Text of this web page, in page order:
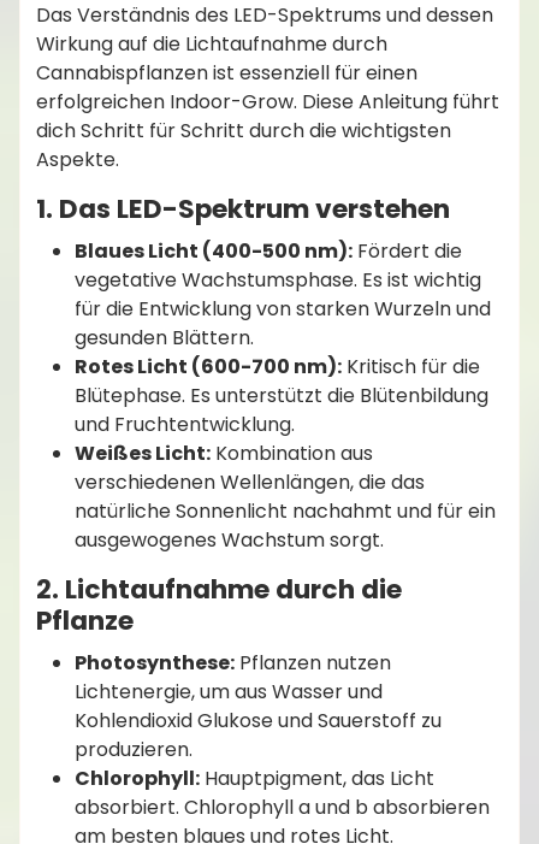
Das Verständnis des LED-Spektrums und dessen
Wirkung auf die Lichtaufnahme durch
Cannabispflanzen ist essenziell für einen
erfolgreichen Indoor-Grow. Diese Anleitung führt
dich Schritt für Schritt durch die wichtigsten
Aspekte.
1. Das LED-Spektrum verstehen
Blaues Licht (400-500 nm): Fördert die
vegetative Wachstumsphase. Es ist wichtig
für die Entwicklung von starken Wurzeln und
gesunden Blättern.
Rotes Licht (600-700 nm): Kritisch für die
Blütephase. Es unterstützt die Blütenbildung
und Fruchtentwicklung.
Weißes Licht: Kombination aus
verschiedenen Wellenlängen, die das
natürliche Sonnenlicht nachahmt und für ein
ausgewogenes Wachstum sorgt.
2. Lichtaufnahme durch die
Pflanze
Photosynthese: Pflanzen nutzen
Lichtenergie, um aus Wasser und
Kohlendioxid Glukose und Sauerstoff zu
produzieren.
Chlorophyll: Hauptpigment, das Licht
absorbiert. Chlorophyll a und b absorbieren
am besten blaues und rotes Licht.